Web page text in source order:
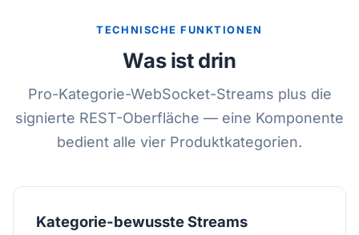
TECHNISCHE FUNKTIONEN
Was ist drin
Pro-Kategorie-WebSocket-Streams plus die
signierte REST-Oberfläche — eine Komponente
bedient alle vier Produktkategorien.
Kategorie-bewusste Streams